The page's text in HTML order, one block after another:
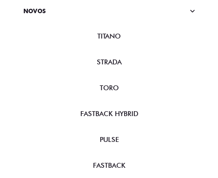
NOVOS
TITANO
STRADA
TORO
FASTBACK HYBRID
PULSE
FASTBACK